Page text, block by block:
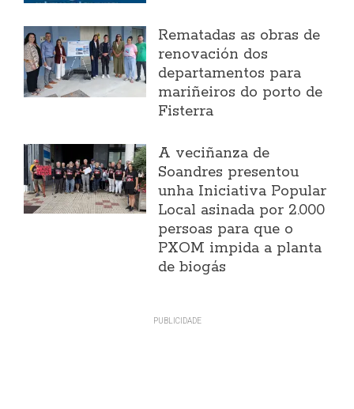
Rematadas as obras de
renovación dos
departamentos para
mariñeiros do porto de
Fisterra
A veciñanza de
Soandres presentou
unha Iniciativa Popular
Local asinada por 2.000
persoas para que o
PXOM impida a planta
de biogás